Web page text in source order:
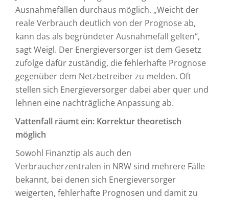
Ausnahmefällen durchaus möglich. „Weicht der
reale Verbrauch deutlich von der Prognose ab,
kann das als begründeter Ausnahmefall gelten“,
sagt Weigl. Der Energieversorger ist dem Gesetz
zufolge dafür zuständig, die fehlerhafte Prognose
gegenüber dem Netzbetreiber zu melden. Oft
stellen sich Energieversorger dabei aber quer und
lehnen eine nachträgliche Anpassung ab.
Vattenfall räumt ein: Korrektur theoretisch
möglich
Sowohl Finanztip als auch den
Verbraucherzentralen in NRW sind mehrere Fälle
bekannt, bei denen sich Energieversorger
weigerten, fehlerhafte Prognosen und damit zu